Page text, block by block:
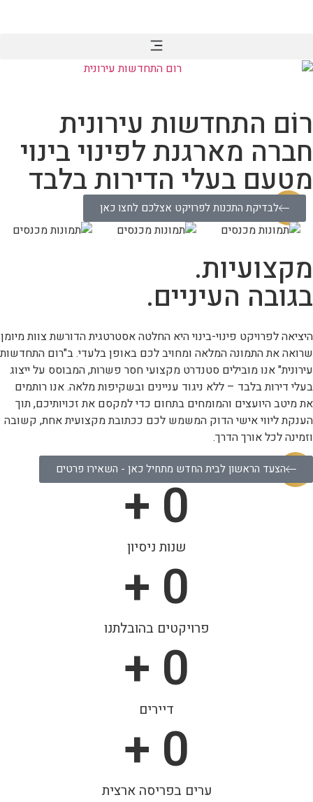
רוֹם התחדשות עירונית
חברה מארגנת לפינוי בינוי
מטעם בעלי הדירות בלבד
לבדיקת התכנות לפרויקט אצלכם לחצו כאן
מקצועיות.
בגובה העיניים.
היציאה לפרויקט פינוי-בינוי היא החלטה אסטרטגית הדורשת צוות מיומן
שרואה את התמונה המלאה ומחויב לכם באופן בלעדי. ב"רום התחדשות
עירונית" אנו מובילים סטנדרט מקצועי חסר פשרות, המבוסס על ייצוג
בעלי דירות בלבד – ללא ניגוד עניינים ובשקיפות מלאה. אנו רותמים
את מיטב היועצים והמומחים בתחום כדי למקסם את זכויותיכם, תוך
הענקת ליווי אישי הדוק המשמש לכם ככתובת מקצועית אחת, קשובה
וזמינה לכל אורך הדרך.
הצעד הראשון לבית החדש מתחיל כאן - השאירו פרטים
שנות ניסיון
0
+
פרויקטים בהובלתנו
0
דיירים
0
ערים בפריסה ארצית
0